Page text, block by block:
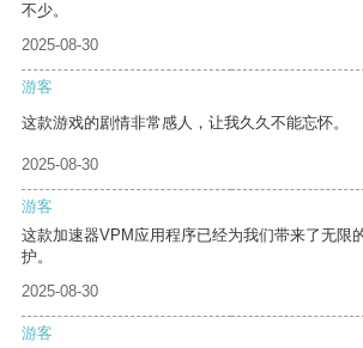
不少。
2025-08-30
游客
这款游戏的剧情非常感人，让我久久不能忘怀。
2025-08-30
游客
这款加速器VPM应用程序已经为我们带来了无限
护。
2025-08-30
游客